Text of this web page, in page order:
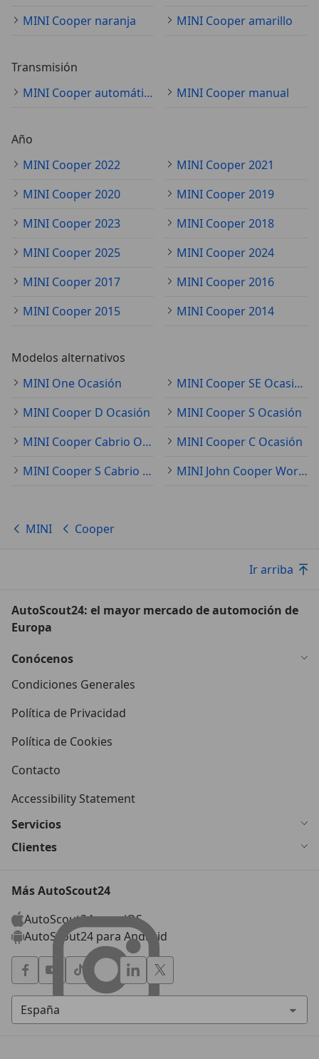
MINI Cooper naranja
MINI Cooper amarillo
Transmisión
MINI Cooper automático
MINI Cooper manual
Año
MINI Cooper 2022
MINI Cooper 2021
MINI Cooper 2020
MINI Cooper 2019
MINI Cooper 2023
MINI Cooper 2018
MINI Cooper 2025
MINI Cooper 2024
MINI Cooper 2017
MINI Cooper 2016
MINI Cooper 2015
MINI Cooper 2014
Modelos alternativos
MINI One Ocasión
MINI Cooper SE Ocasión
MINI Cooper D Ocasión
MINI Cooper S Ocasión
MINI Cooper Cabrio Ocasión
MINI Cooper C Ocasión
MINI Cooper S Cabrio Ocasión
MINI John Cooper Works Ocasión
MINI Cooper
Ir arriba
AutoScout24: el mayor mercado de automoción de
Europa
Conócenos
Condiciones Generales
Política de Privacidad
Política de Cookies
Contacto
Accessibility Statement
Servicios
Clientes
Más AutoScout24
AutoScout24 para iOS
AutoScout24 para Android